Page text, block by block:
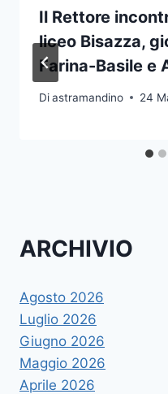
Il Rettore
liceo Bisazza,
Farina-Basile e
Diastramandino 24
ARCHIVIO
Agosto 2026
Luglio 2026
Giugno 2026
Maggio 2026
Aprile 2026